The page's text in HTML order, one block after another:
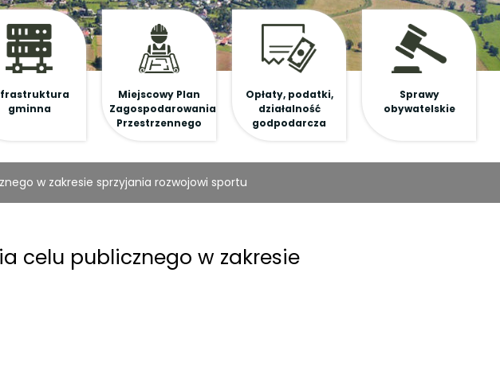
gminna
Miejscowy Plan
Zagospodarowania
Przestrzennego
Opłaty, podatki,
działalność
godpodarcza
Sprawy
obywatelskie
w zakresie sprzyjania rozwojowi sportu
celu publicznego w zakresie